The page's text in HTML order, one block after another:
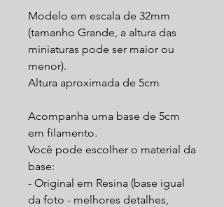
Modelo em escala de 32mm
(tamanho Grande, a altura das
miniaturas pode ser maior ou
menor).
Altura aproximada de 5cm
Acompanha uma base de 5cm
em filamento.
Você pode escolher o material da
base:
- Original em Resina (base igual
da foto - melhores detalhes,